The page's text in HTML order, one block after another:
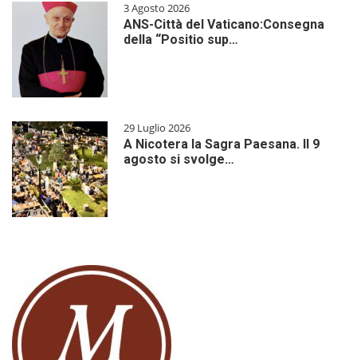
3 Agosto 2026
ANS-Città del Vaticano:Consegna
della “Positio sup…
29 Luglio 2026
A Nicotera la Sagra Paesana. Il 9
agosto si svolge…